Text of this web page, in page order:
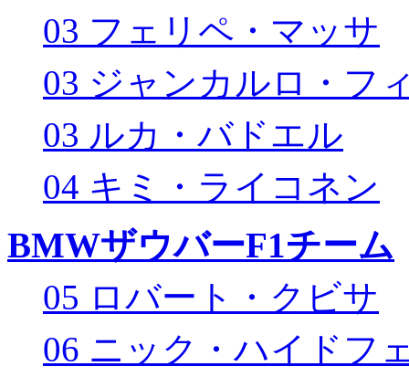
03 フェリペ・マッサ
03 ジャンカルロ・フ
03 ルカ・バドエル
04 キミ・ライコネン
BMWザウバーF1チーム
05 ロバート・クビサ
06 ニック・ハイドフ